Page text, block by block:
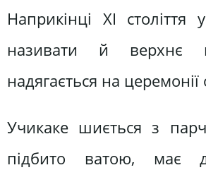
Наприкінці XІ століття
називати й верхнє
надягається на
Учикаке шиється з
підбито ватою, має